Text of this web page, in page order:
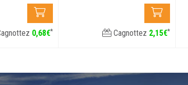
0,68€* Cagnottez 2,15€*